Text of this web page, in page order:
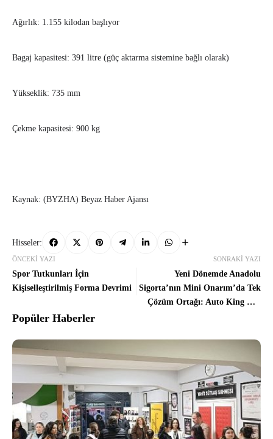
Ağırlık: 1.155 kilodan başlıyor
Bagaj kapasitesi: 391 litre (güç aktarma sistemine bağlı olarak)
Yükseklik: 735 mm
Çekme kapasitesi: 900 kg
Kaynak: (BYZHA) Beyaz Haber Ajansı
Hisseler:
ÖNCEKI YAZI
Spor Tutkunları İçin
Kişiselleştirilmiş Forma Devrimi
SONRAKI YAZI
Yeni Dönemde Anadolu
Sigorta’nın Mini Onarım’da Tek
Çözüm Ortağı: Auto King Oto
Popüler Haberler